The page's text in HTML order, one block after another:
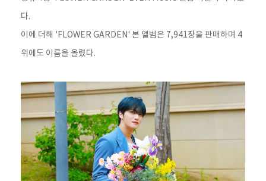
다.
이에 더해 'FLOWER GARDEN' 본 앨범은 7,941장을 판매하며 4
위에도 이름을 올렸다.